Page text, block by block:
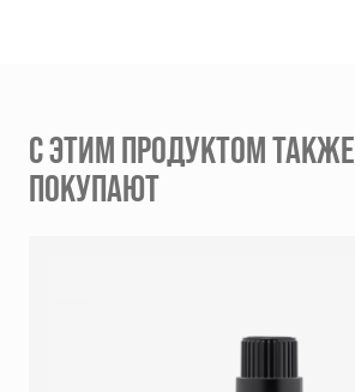
С ЭТИМ ПРОДУКТОМ ТАКЖЕ
ПОКУПАЮТ